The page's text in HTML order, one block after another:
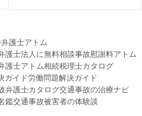
護士アトム
護士法人に無料相談事故慰謝料アトム
護士アトム相続税理士カタログ
ガイド労働問題解決ガイド
弁護士カタログ交通事故の治療ナビ
鑑交通事故被害者の体験談